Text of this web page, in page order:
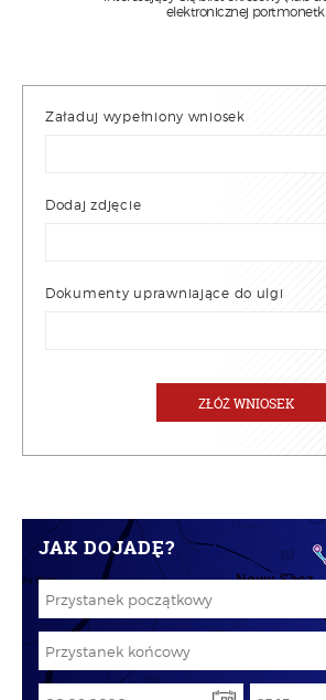
elektronicznej portmonetki
Załaduj wypełniony wniosek
Dodaj zdjęcie
Dokumenty uprawniające do ulgi
ZŁÓŻ WNIOSEK
JAK DOJADĘ?